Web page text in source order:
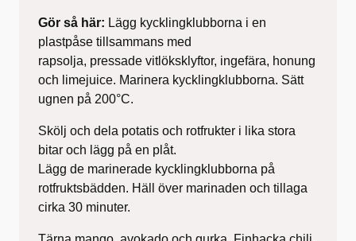
Gör så här: Lägg kycklingklubborna i en
plastpåse tillsammans med
rapsolja, pressade vitlöksklyftor, ingefära, honung
och limejuice. Marinera kycklingklubborna. Sätt
ugnen på 200°C.
Skölj och dela potatis och rotfrukter i lika stora
bitar och lägg på en plåt.
Lägg de marinerade kycklingklubborna på
rotfruktsbädden. Häll över marinaden och tillaga
cirka 30 minuter.